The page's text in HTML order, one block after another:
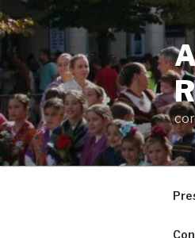
Saltar
al
contenido